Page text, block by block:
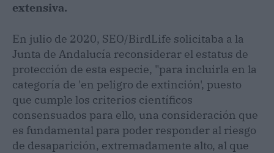
extensiva.
En julio de 2020, SEO/BirdLife solicitaba a la
Junta de Andalucía reconsiderar el estatus de
protección de esta especie, "para incluirla en la
categoría de 'en peligro de extinción', puesto
que cumple los criterios científicos
consensuados para ello, una consideración que
es fundamental para poder responder al riesgo
de desaparición, extremadamente alto, al que